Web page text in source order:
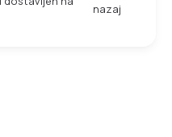
nazaj